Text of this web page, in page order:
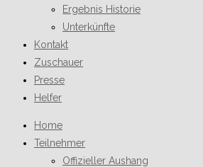
Ergebnis Historie
Unterkünfte
Kontakt
Zuschauer
Presse
Helfer
Home
Teilnehmer
Offizieller Aushang